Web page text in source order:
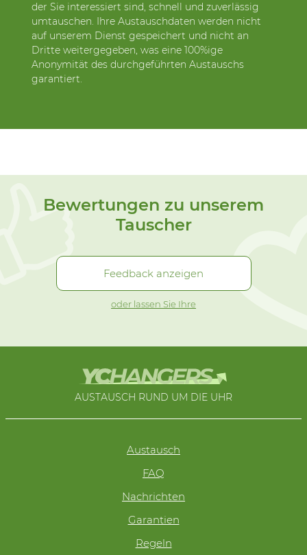
der Sie interessiert sind, schnell und zuverlässig
umtauschen. Ihre Austauschdaten werden nicht
auf unserem Dienst gespeichert und nicht an
Dritte weitergegeben, was eine 100%ige
Anonymität des durchgeführten Austauschs
garantiert.
Bewertungen zu unserem
Tauscher
Feedback anzeigen
oder lassen Sie Ihre
AUSTAUSCH RUND UM DIE UHR
Austausch
FAQ
Nachrichten
Garantien
Regeln